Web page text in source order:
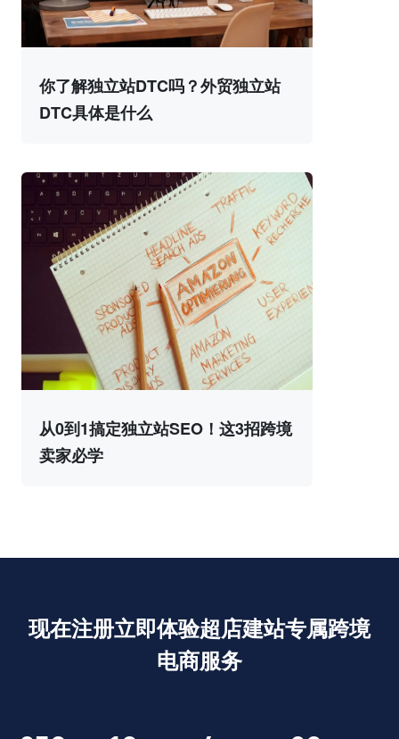
你了解独立站DTC吗？外贸独立站
DTC具体是什么
从0到1搞定独立站SEO！这3招跨境
卖家必学
现在注册立即体验超店建站专属跨境
电商服务